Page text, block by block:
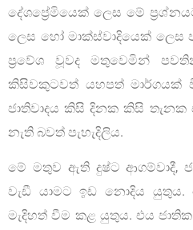
දේශප්‍රේමියෙක් ලෙස මේ
ලෙස හෝ මාක්ස්වාදියෙක් ලෙස
ප්‍රවේශ වූවද මතුවෙමින්
කිසිවකුටවත් යහපත් මාර්ගයක්
ජාතිවාදය කිසි දිනක කිසි තැනක
නැති බවත් පැහැදිලිය.
මේ මතුව ඇති දුෂ්ට ආගම්වාදී,
වැඩී යාමට ඉඩ නොදිය යුතුය.
මැදිහත් වීම කළ යුතුය. එය